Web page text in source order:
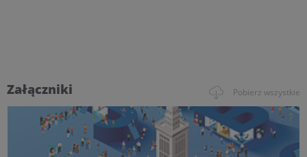
Załączniki Pobierz wszystkie